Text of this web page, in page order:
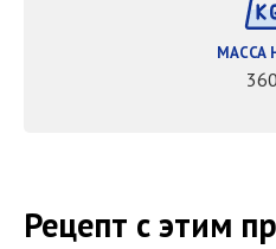
МАССА
Рецепт с этим